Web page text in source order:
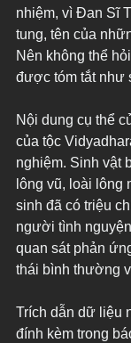
nhiệm, vì Đan Sĩ
tung, tên của
Nên không thể
được tóm tắt như
Nội dung cụ thể
của tộc
nghiệm. Sinh vật
lông vũ, loài lông
sinh đã có triệu
người tình
quan sát phản
thái bình thường
Trích dẫn dữ liệu
đính kèm trong